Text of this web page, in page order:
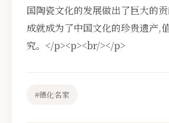
国陶瓷文化的发展做出了巨大的
成就成为了中国文化的珍贵遗产,
究。</p><p><br/></p>
#德化名家